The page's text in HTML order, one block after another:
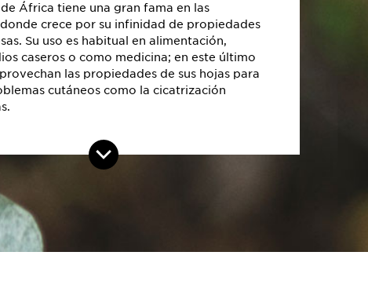
África tiene una gran fama en las
crece por su infinidad de propiedades
Su uso es habitual en alimentación,
caseros o como medicina; en este último
las propiedades de sus hojas para
cutáneos como la cicatrización